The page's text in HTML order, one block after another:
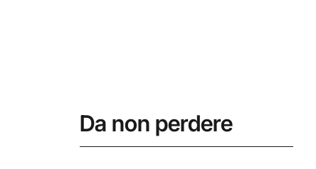
Da non perdere